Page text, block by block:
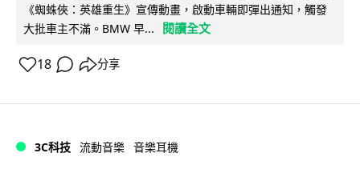
《蜘蛛俠：英雄重生》宣傳動畫，啟動車輛即彈出通知，觸發
大批車主不滿。BMW 早...
閱讀全文
18 分享
3C科技 流動音樂 音樂耳機